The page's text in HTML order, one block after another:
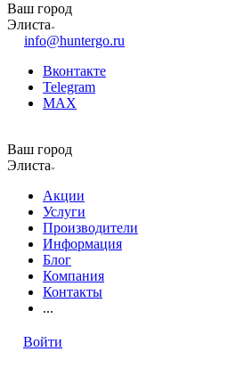
Ваш город
Элиста
info@huntergo.ru
Вконтакте
Telegram
MAX
Ваш город
Элиста
Акции
Услуги
Производители
Информация
Блог
Компания
Контакты
...
Войти